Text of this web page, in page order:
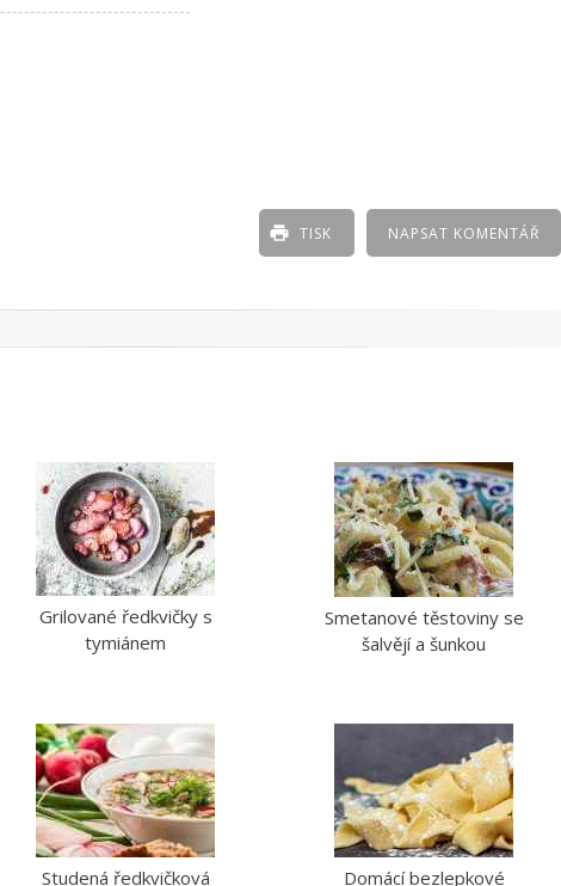
NAPSAT KOMENTÁŘ
TISK
Grilované ředkvičky s
tymiánem
Smetanové těstoviny se
šalvějí a šunkou
Studená ředkvičková Domácí bezlepkové